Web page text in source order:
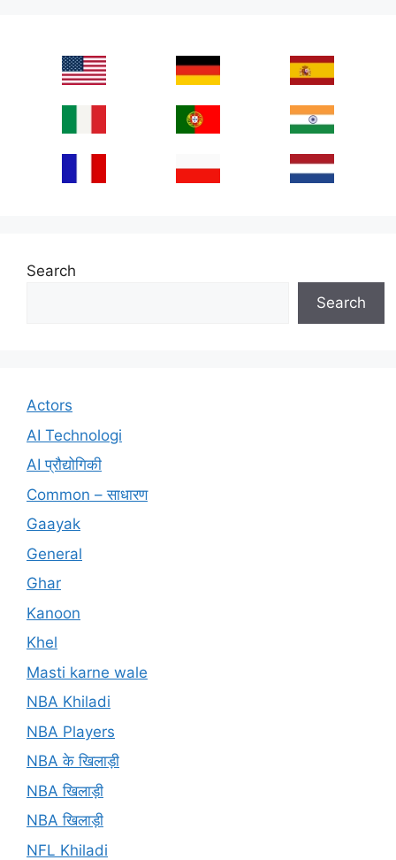
Search
Search
Actors
AI Technologi
AI प्रौद्योगिकी
Common – साधारण
Gaayak
General
Ghar
Kanoon
Khel
Masti karne wale
NBA Khiladi
NBA Players
NBA के खिलाड़ी
NBA खिलाड़ी
NBA खिलाड़ी
NFL Khiladi